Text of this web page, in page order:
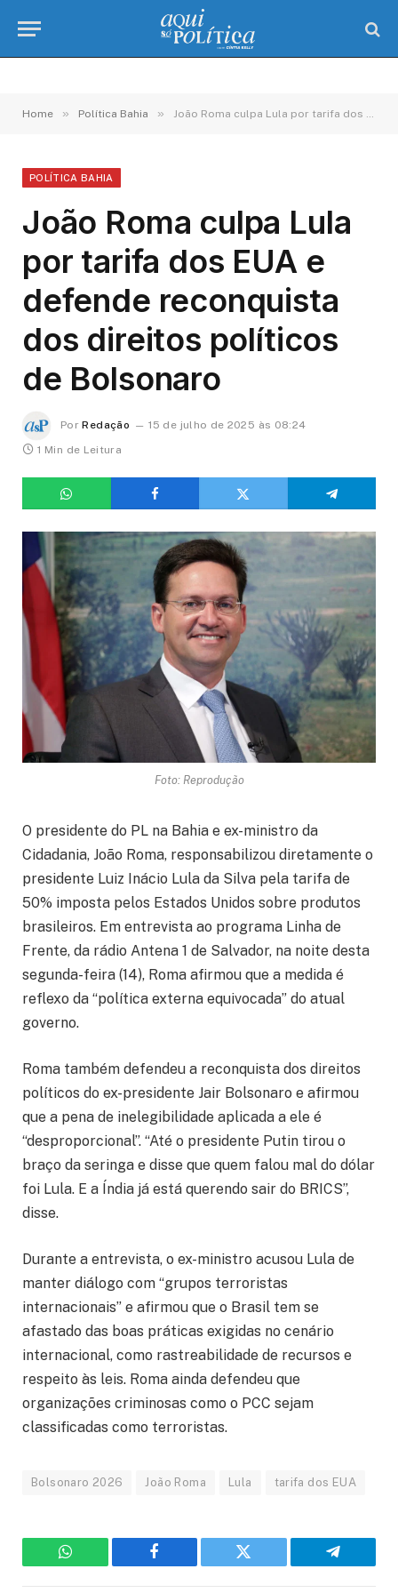
Home » Política Bahia » João Roma culpa Lula por tarifa dos EUA e defende reconquista dos direitos políticos de Bolsonaro
POLÍTICA BAHIA
João Roma culpa Lula
por tarifa dos EUA e
defende reconquista
dos direitos políticos
de Bolsonaro
Por Redação
15 de julho de 2025 às 08:24
1 Min de Leitura
Foto: Reprodução
O presidente do PL na Bahia e ex-ministro da
Cidadania, João Roma, responsabilizou diretamente o
presidente Luiz Inácio Lula da Silva pela tarifa de
50% imposta pelos Estados Unidos sobre produtos
brasileiros. Em entrevista ao programa Linha de
Frente, da rádio Antena 1 de Salvador, na noite desta
segunda-feira (14), Roma afirmou que a medida é
reflexo da “política externa equivocada” do atual
governo.
Roma também defendeu a reconquista dos direitos
políticos do ex-presidente Jair Bolsonaro e afirmou
que a pena de inelegibilidade aplicada a ele é
“desproporcional”. “Até o presidente Putin tirou o
braço da seringa e disse que quem falou mal do dólar
foi Lula. E a Índia já está querendo sair do BRICS”,
disse.
Durante a entrevista, o ex-ministro acusou Lula de
manter diálogo com “grupos terroristas
internacionais” e afirmou que o Brasil tem se
afastado das boas práticas exigidas no cenário
internacional, como rastreabilidade de recursos e
respeito às leis. Roma ainda defendeu que
organizações criminosas como o PCC sejam
classificadas como terroristas.
Bolsonaro 2026 João Roma Lula tarifa dos EUA
WhatsApp Facebook Twitter Telegram